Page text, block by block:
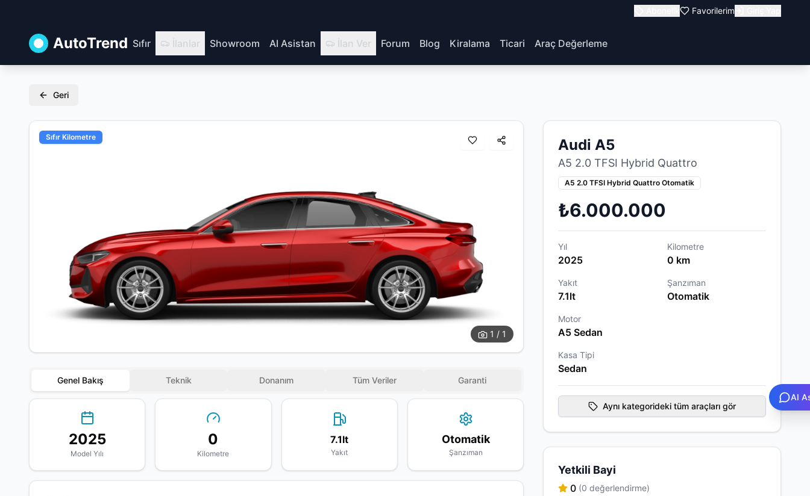
Favorilerim
AutoTrend Sıfır İlanlar Showroom AI Asistan İlan Ver Forum Blog Kiralama Ticari Araç Değerleme
Geri
Sıfır Kilometre
1 / 1
Genel Bakış Teknik Donanım Tüm Veriler Garanti
2025
Model Yılı
0
Kilometre
7.1lt
Yakıt
Otomatik
Şanzıman
Audi A5
A5 2.0 TFSI Hybrid Quattro
A5 2.0 TFSI Hybrid Quattro Otomatik
₺6.000.000
Yıl
2025
Kilometre
0 km
Yakıt
7.1lt
Şanzıman
Otomatik
Motor
A5 Sedan
Kasa Tipi
Sedan
Aynı kategorideki tüm araçları gör
Yetkili Bayi
0 (0 değerlendirme)
AI